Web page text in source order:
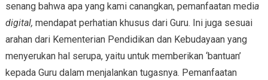
senang bahwa apa yang kami canangkan, pemanfaatan media
digital, mendapat perhatian khusus dari Guru. Ini juga sesuai
arahan dari Kementerian Pendidikan dan Kebudayaan yang
menyerukan hal serupa, yaitu untuk memberikan ‘bantuan’
kepada Guru dalam menjalankan tugasnya. Pemanfaatan